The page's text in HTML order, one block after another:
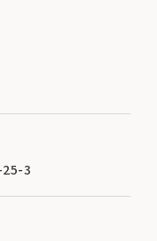
25-3